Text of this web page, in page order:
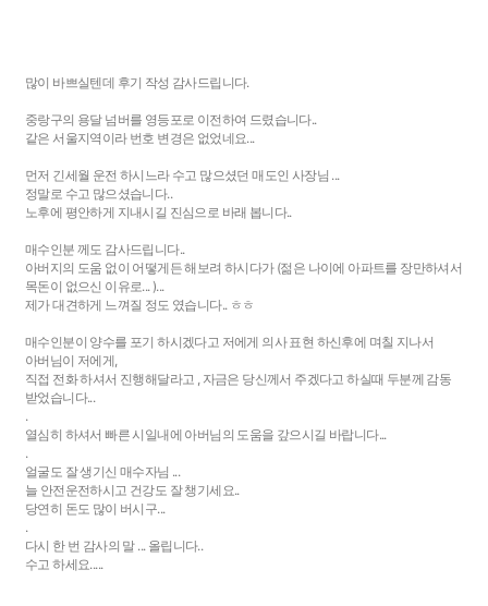
많이 바쁘실텐데 후기 작성 감사드립니다.
중랑구의 용달 넘버를 영등포로 이전하여 드렸습니다..
같은 서울지역이라 번호 변경은 없었네요...
먼저 긴세월 운전 하시느라 수고 많으셨던 매도인 사장님 ...
정말로 수고 많으셨습니다..
노후에 평안하게 지내시길 진심으로 바래 봅니다..
매수인분 께도 감사드립니다..
아버지의 도움 없이 어떻게든 해보려 하시다가 (젊은 나이에 아파트를 장만하셔서
목돈이 없으신 이유로... )...
제가 대견하게 느껴질 정도 였습니다.. ㅎㅎ
매수인분이 양수를 포기 하시겠다고 저에게 의사 표현 하신후에 며칠 지나서
아버님이 저에게,
직접 전화 하셔서 진행해달라고 , 자금은 당신께서 주겠다고 하실때 두분께 감동
받었습니다...
.
열심히 하셔서 빠른 시일내에 아버님의 도움을 갚으시길 바랍니다...
.
얼굴도 잘 생기신 매수자님 ...
늘 안전운전하시고 건강도 잘 챙기세요..
당연히 돈도 많이 버시구...
.
다시 한 번 감사의 말 ... 올립니다..
수고 하세요.....